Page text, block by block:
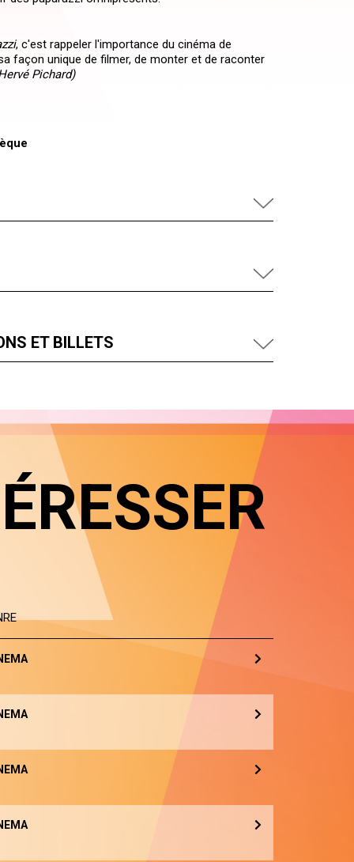
, c'est rappeler l'importance du cinéma de
façon unique de filmer, de monter et de raconter
Pichard)
ET BILLETS